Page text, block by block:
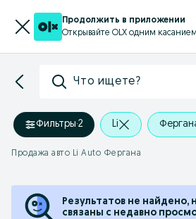
Продолжить в приложении
Открывайте OLX одним касанием
Что ищете?
Фильтры·2 Li
Продажа авто Li Auto Фергана
Результатов не найдено,
связаны с недавно